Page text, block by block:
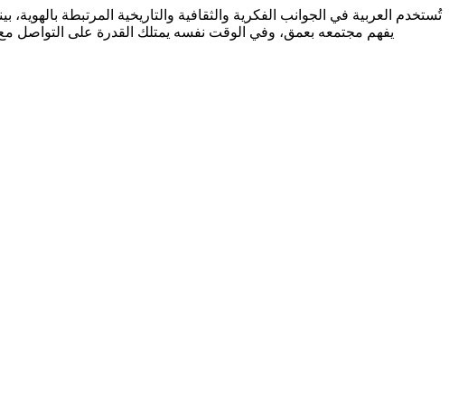
تُستخدم العربية في الجوانب الفكرية والثقافية والتاريخية المرتبطة
يفهم مجتمعه بعمق، وفي الوقت نفسه يمتلك القدرة على التواصل مع